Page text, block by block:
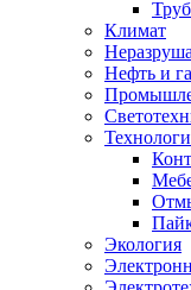
Климат
Нефть и
Экология